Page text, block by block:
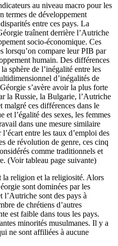
au niveau macro pour les
termes de développement
entre ces pays. La
traînent derrière l’Autriche
socio-économique. Ces
lorsqu’on compare leur PIB par
humain. Des différences
sphère de l’inégalité entre les
d’inégalités de
s’avère avoir la plus forte
la Russie, la Bulgarie, l’Autriche
malgré ces différences dans le
et l’égalité des sexes, les femmes
dans une mesure similaire
entre les taux d’emploi des
de révolution de genre, ces cinq
comme traditionnels et
(Voir tableau page suivante)
la religion et la religiosité. Alors
sont dominées par les
l’Autriche sont des pays à
de chrétiens d’autres
est faible dans tous les pays.
minorités musulmanes. Il y a
ne sont affiliées à aucune